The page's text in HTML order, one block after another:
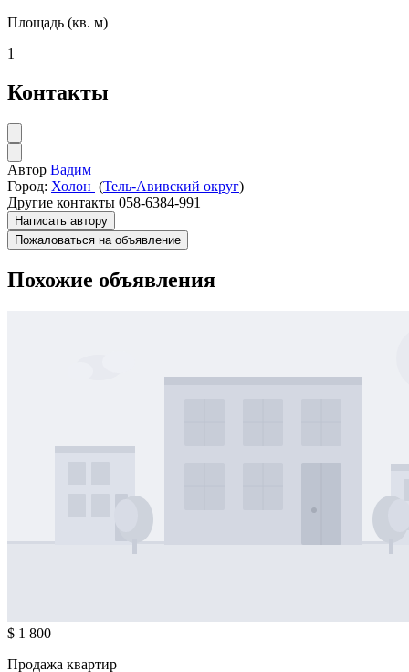
Площадь (кв. м)
1
Контакты
Автор Вадим
Город: Холон (Тель-Авивский округ)
Другие контакты 058-6384-991
Написать автору
Пожаловаться на объявление
Похожие объявления
$ 1 800
Продажа квартир